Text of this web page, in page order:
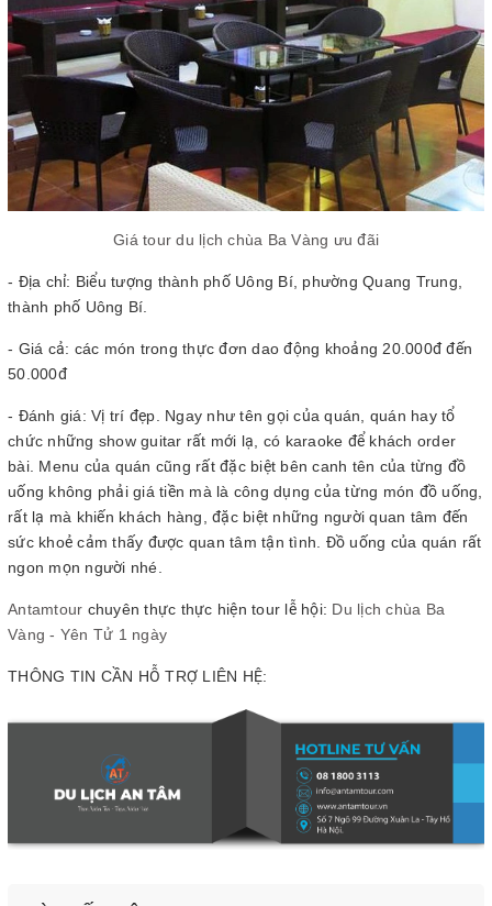
Giá tour du lịch chùa Ba Vàng ưu đãi
- Địa chỉ: Biểu tượng thành phố Uông Bí, phường Quang Trung,
thành phố Uông Bí.
- Giá cả: các món trong thực đơn dao động khoảng 20.000đ đến
50.000đ
- Đánh giá: Vị trí đẹp. Ngay như tên gọi của quán, quán hay tổ
chức những show guitar rất mới lạ, có karaoke để khách order
bài. Menu của quán cũng rất đặc biệt bên canh tên của từng đồ
uống không phải giá tiền mà là công dụng của từng món đồ uống,
rất lạ mà khiến khách hàng, đặc biệt những người quan tâm đến
sức khoẻ cảm thấy được quan tâm tận tình. Đồ uống của quán rất
ngon mọn người nhé.
Antamtour chuyên thực thực hiện tour lễ hội: Du lịch chùa Ba
Vàng - Yên Tử 1 ngày
THÔNG TIN CẦN HỖ TRỢ LIÊN HỆ: